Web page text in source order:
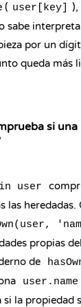
( user[key]
),
sabe
por un
queda más
si
user
las heredadas.
propias
de
si la propiedad